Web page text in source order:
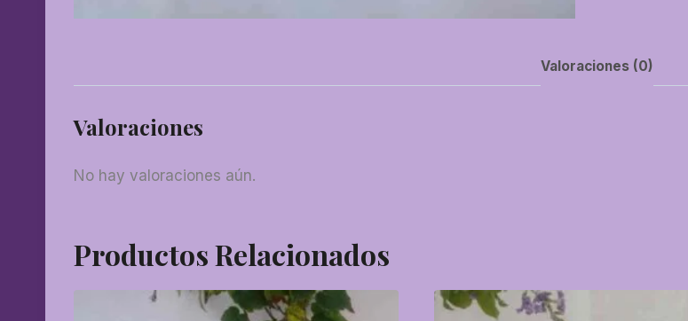
Valoraciones (0)
Valoraciones
No hay valoraciones aún.
Productos Relacionados